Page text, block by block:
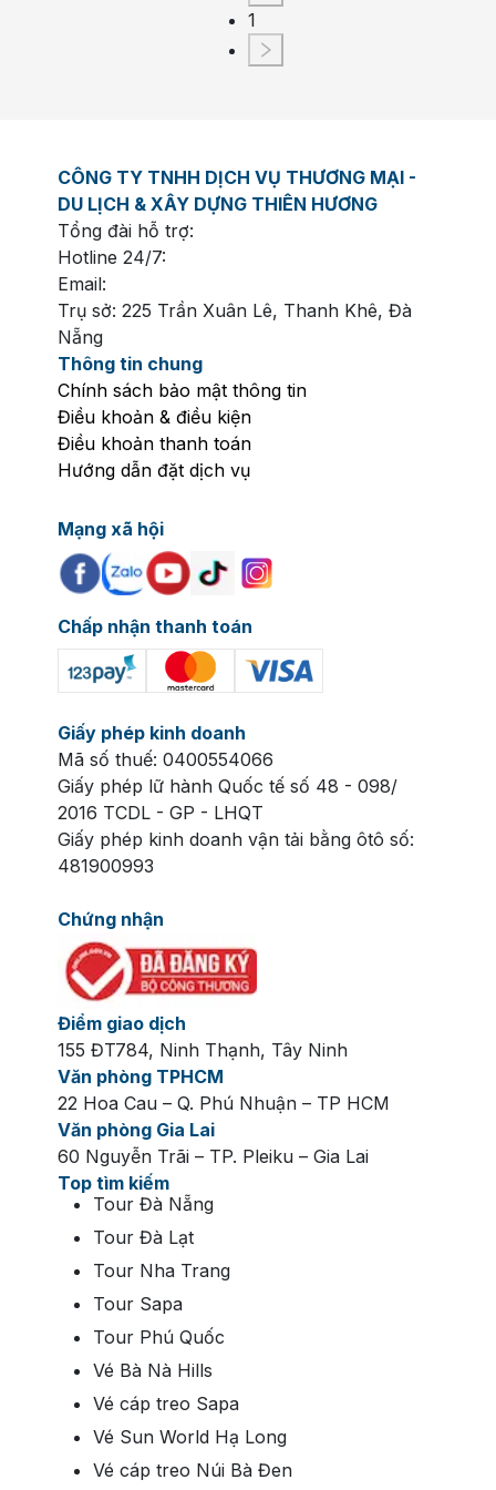
1
CÔNG TY TNHH DỊCH VỤ THƯƠNG MẠI -
DU LỊCH & XÂY DỰNG THIÊN HƯƠNG
Tổng đài hỗ trợ:
Hotline 24/7:
Email:
Trụ sở: 225 Trần Xuân Lê, Thanh Khê, Đà
Nẵng
Thông tin chung
Chính sách bảo mật thông tin
Điều khoản & điều kiện
Điều khoản thanh toán
Hướng dẫn đặt dịch vụ
Mạng xã hội
Chấp nhận thanh toán
Giấy phép kinh doanh
Mã số thuế: 0400554066
Giấy phép lữ hành Quốc tế số 48 - 098/
2016 TCDL - GP - LHQT
Giấy phép kinh doanh vận tải bằng ôtô số:
481900993
Chứng nhận
Điểm giao dịch
155 ĐT784, Ninh Thạnh, Tây Ninh
Văn phòng TPHCM
22 Hoa Cau – Q. Phú Nhuận – TP HCM
Văn phòng Gia Lai
60 Nguyễn Trãi – TP. Pleiku – Gia Lai
Top tìm kiếm
Tour Đà Nẵng
Tour Đà Lạt
Tour Nha Trang
Tour Sapa
Tour Phú Quốc
Vé Bà Nà Hills
Vé cáp treo Sapa
Vé Sun World Hạ Long
Vé cáp treo Núi Bà Đen